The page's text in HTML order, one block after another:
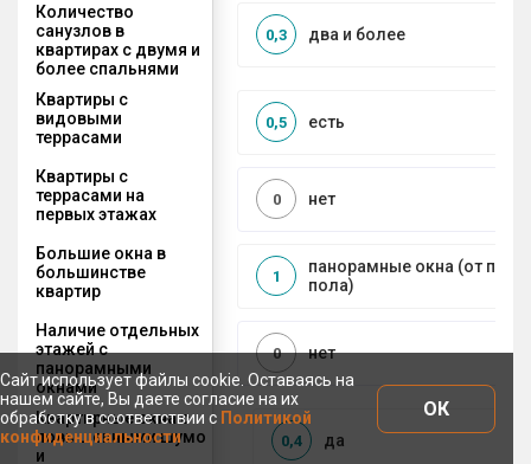
Количество
санузлов в
квартирах с двумя и
более спальнями
два и более
0,3
Квартиры с
видовыми
террасами
есть
0,5
Квартиры с
террасами на
первых этажах
нет
0
Большие окна в
большинстве
квартир
панорамные окна (от
пола)
1
Наличие отдельных
этажей с
панорамными
окнами
нет
0
Квартирные окна с
повышенными шумо
и
да
0,4
Сайт использует файлы cookie. Оставаясь на
нашем сайте, Вы даете согласие на их
обработку в соответствии с Политикой
конфиденциальности
ОК